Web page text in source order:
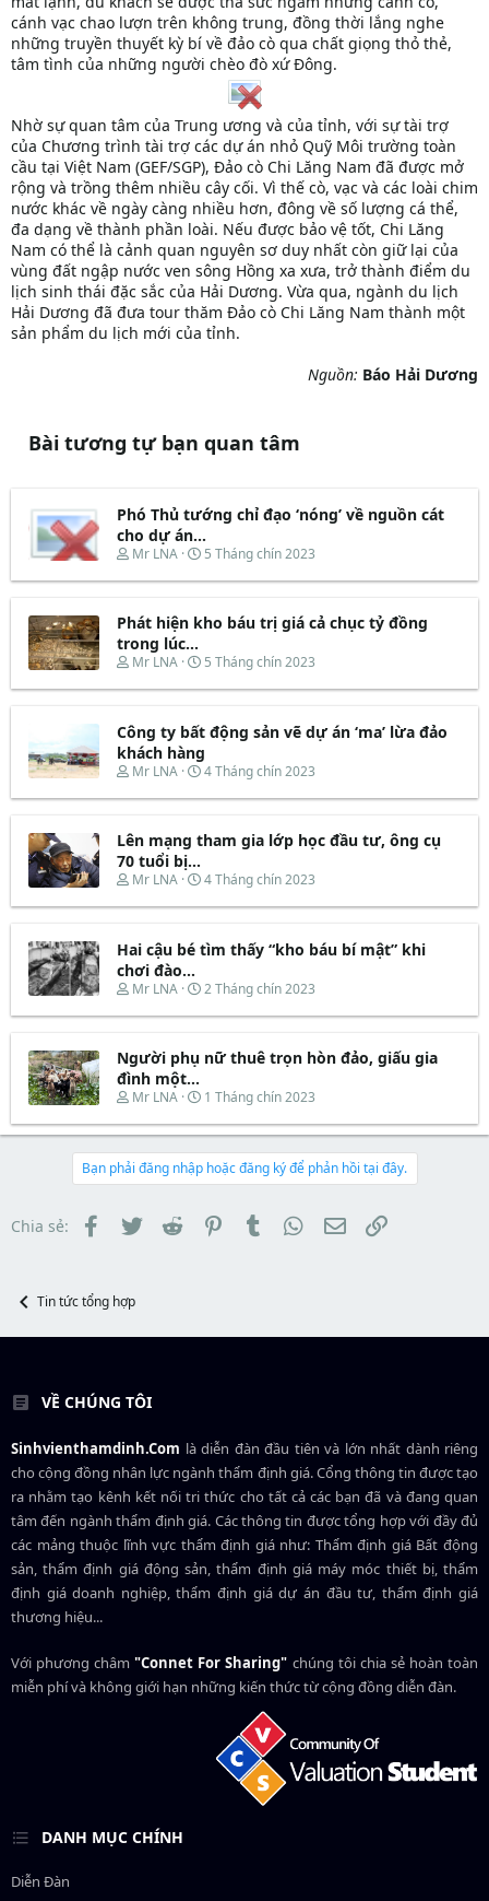
cánh vạc chao lượn trên không trung, đồng thời lắng nghe
những truyền thuyết kỳ bí về đảo cò qua chất giọng thỏ thẻ,
tâm tình của những người chèo đò xứ Đông.
Nhờ sự quan tâm của Trung ương và của tỉnh, với sự tài trợ
của Chương trình tài trợ các dự án nhỏ Quỹ Môi trường toàn
cầu tại Việt Nam (GEF/SGP), Đảo cò Chi Lăng Nam đã được mở
rộng và trồng thêm nhiều cây cối. Vì thế cò, vạc và các loài chim
nước khác về ngày càng nhiều hơn, đông về số lượng cá thể,
đa dạng về thành phần loài. Nếu được bảo vệ tốt, Chi Lăng
Nam có thể là cảnh quan nguyên sơ duy nhất còn giữ lại của
vùng đất ngập nước ven sông Hồng xa xưa, trở thành điểm du
lịch sinh thái đặc sắc của Hải Dương. Vừa qua, ngành du lịch
Hải Dương đã đưa tour thăm Đảo cò Chi Lăng Nam thành một
sản phẩm du lịch mới của tỉnh.
Nguồn: Báo Hải Dương
Bài tương tự bạn quan tâm
Phó Thủ tướng chỉ đạo ‘nóng’ về nguồn cát
cho dự án...
T
r
a
d
s
a
t
r
Mr LNA
N
à
b
t
ầ
5 Tháng chín 2023
Phát hiện kho báu trị giá cả chục tỷ đồng
trong lúc...
T
r
a
d
s
a
t
e
r
Mr LNA
N
à
b
ắ
t
ầ
5 Tháng chín 2023
Công ty bất động sản vẽ dự án ‘ma’ lừa đảo
khách hàng
T
r
a
d
s
a
t
r
Mr LNA
N
à
b
t
ầ
4 Tháng chín 2023
Lên mạng tham gia lớp học đầu tư, ông cụ
70 tuổi bị...
T
r
a
d
s
a
t
e
r
Mr LNA
N
à
b
t
ầ
4 Tháng chín 2023
Hai cậu bé tìm thấy “kho báu bí mật” khi
chơi đào...
T
r
a
d
s
a
t
e
Mr LNA
N
à
b
t
ầ
2 Tháng chín 2023
Người phụ nữ thuê trọn hòn đảo, giấu gia
đình một...
T
r
a
d
t
a
r
Mr LNA
N
à
b
ắ
đ
ầ
1 Tháng chín 2023
Bạn phải đăng nhập hoặc đăng ký để phản hồi tại đây.
Chia sẻ: Facebook
TwitterReddit PinterestTumblr WhatsApp
EmailLink
Tin tức tổng hợp
VỀ CHÚNG TÔI
Sinhvienthamdinh.Com là diễn đàn đầu tiên và lớn nhất dành riêng
cho cộng đồng nhân lực ngànhthẩm định giá. Cổng thông tin được tạo
ra nhằm tạo kênh kết nối tri thức cho tất cả các bạn đã và đang quan
tâm đến ngành thẩm định giá. Các thông tin được tổng hợp với đầy đủ
các mảng thuộc lĩnh vực thẩm định giá như: Thẩm định giá Bất động
sản, thẩm định giá động sản, thẩm định giá máy móc thiết bị, thẩm
định giá doanh nghiệp, thẩm định giá dự án đầu tư, thẩm định giá
thương hiệu...
Với phương châm"Connet For Sharing" chúng tôi chia sẻ hoàn toàn
miễn phí và không giới hạn những kiến thức từ cộng đồng diễn đàn.
DANH MỤC CHÍNH
Diễn Đàn